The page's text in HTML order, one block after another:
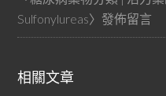
Sulfonylureas〉發佈留言
相關文章